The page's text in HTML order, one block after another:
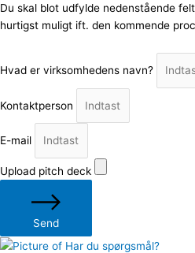
Du skal blot udfylde nedenstående
hurtigst muligt ift. den kommende
Hvad er virksomhedens navn?
Kontaktperson
E-mail
Upload pitch deck
Send